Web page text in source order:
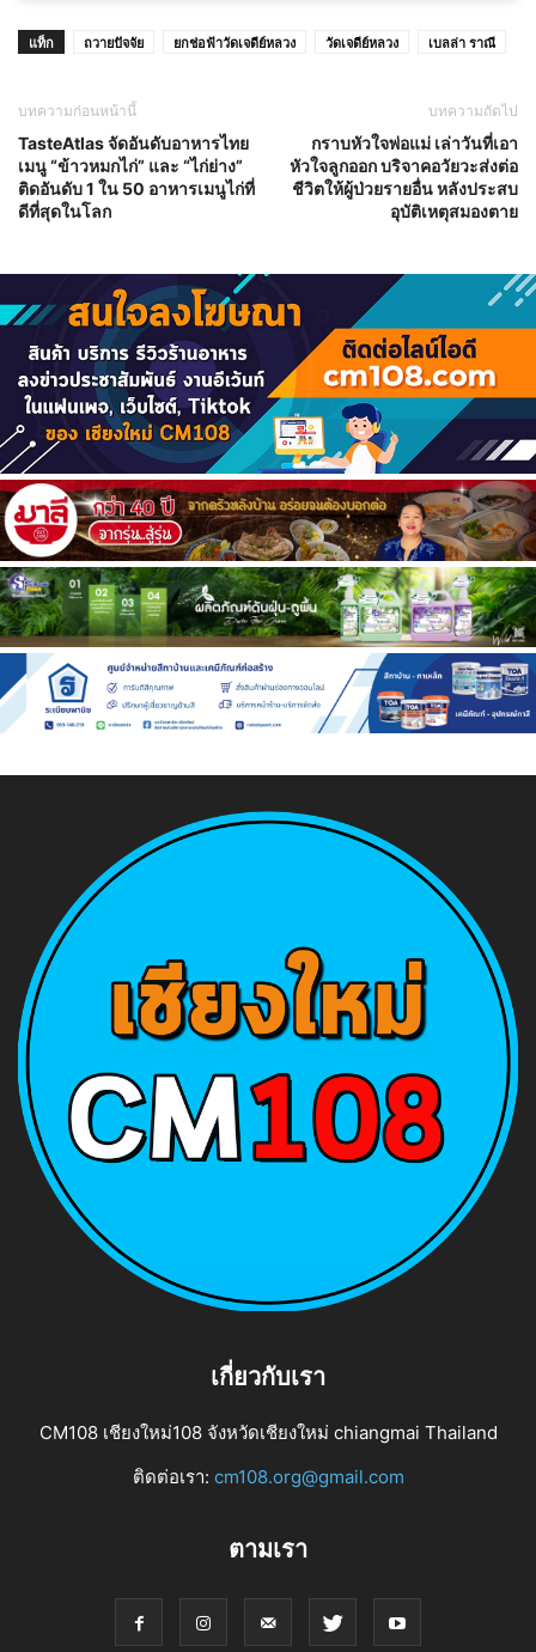
แท็ก ถวายปัจจัย ยกช่อฟ้าวัดเจดีย์หลวง วัดเจดีย์หลวง เบลล่า ราณี
บทความก่อนหน้านี้
TasteAtlas จัดอันดับอาหารไทย
เมนู “ข้าวหมกไก่” และ “ไก่ย่าง”
ติดอันดับ 1 ใน 50 อาหารเมนูไก่ที่
ดีที่สุดในโลก
บทความถัดไป
กราบหัวใจพ่อแม่ เล่าวันที่เอา
หัวใจลูกออก บริจาคอวัยวะส่งต่อ
ชีวิตให้ผู้ป่วยรายอื่น หลังประสบ
อุบัติเหตุสมองตาย
เกี่ยวกับเรา
CM108 เชียงใหม่108 จังหวัดเชียงใหม่ chiangmai Thailand
ติดต่อเรา: cm108.org@gmail.com
ตามเรา